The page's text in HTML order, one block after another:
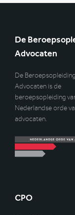
De
Advocaten
De Beroepsopleiding
Advocaten is de
beroepsopleiding
Nederlandse orde
advocaten.
CPO